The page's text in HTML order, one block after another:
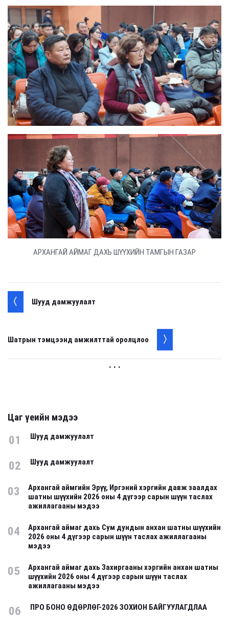
АРХАНГАЙ АЙМАГ ДАХЬ ШҮҮХИЙН ТАМГЫН ГАЗАР
Шууд дамжуулалт
Шатрын тэмцээнд амжилттай оролцлоо
. . .
Цаг үеийн мэдээ
01 Шууд дамжуулалт
02 Шууд дамжуулалт
03
Архангай аймгийн Эрүү, Иргэний хэргийн давж заалдах
шатны шүүхийн 2026 оны 4 дүгээр сарын шүүн таслах
ажиллагааны мэдээ
04
Архангай аймаг дахь Сум дундын анхан шатны шүүхийн
2026 оны 4 дүгээр сарын шүүн таслах ажиллагааны
мэдээ
05
Архангай аймаг дахь Захиргааны хэргийн анхан шатны
шүүхийн 2026 оны 4 дүгээр сарын шүүн таслах
ажиллагааны мэдээ
06 ПРО БОНО ӨДӨРЛӨГ-2026 ЗОХИОН БАЙГУУЛАГДЛАА